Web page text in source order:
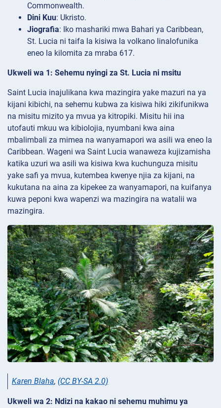
Commonwealth.
Dini Kuu: Ukristo.
Jiografia: Iko mashariki mwa Bahari ya Caribbean,
St. Lucia ni taifa la kisiwa la volkano linalofunika
eneo la kilomita za mraba 617.
Ukweli wa 1: Sehemu nyingi za St. Lucia ni msitu
Saint Lucia inajulikana kwa mazingira yake mazuri na ya
kijani kibichi, na sehemu kubwa za kisiwa hiki zikifunikwa
na misitu mizito ya mvua ya kitropiki. Misitu hii ina
utofauti mkuu wa kibiolojia, nyumbani kwa aina
mbalimbali za mimea na wanyamapori wa asili wa eneo la
Caribbean. Wageni wa Saint Lucia wanaweza kujizamisha
katika uzuri wa asili wa kisiwa kwa kuchunguza misitu
yake safi ya mvua, kutembea kwenye njia za kijani, na
kukutana na aina za kipekee za wanyamapori, na kuifanya
kuwa peponi kwa wapenzi wa mazingira na watalii wa
mazingira.
Karen Blaha, (CC BY-SA 2.0)
Ukweli wa 2: Ndizi na kakao ni sehemu muhimu ya